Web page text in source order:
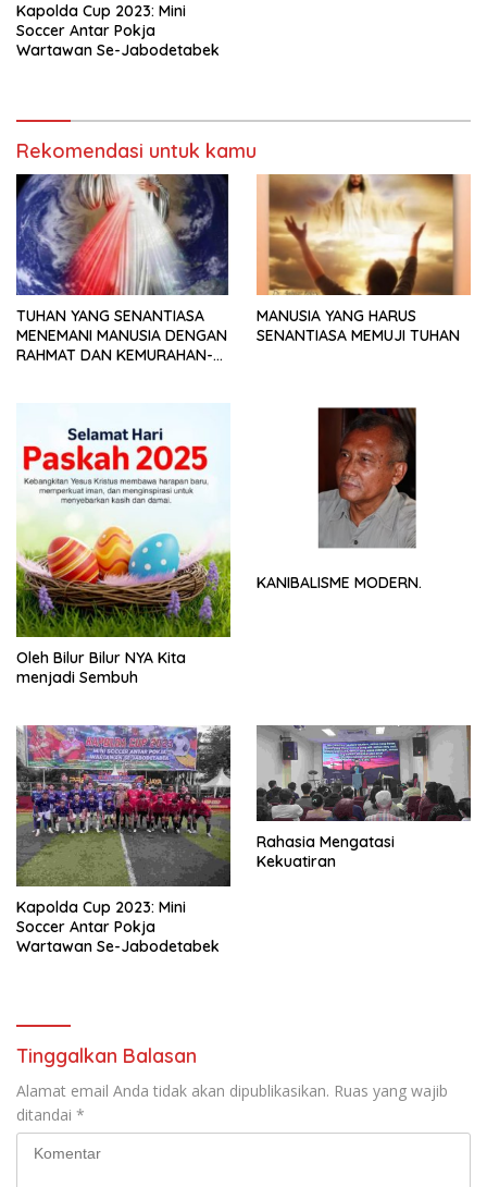
Kapolda Cup 2023: Mini
Soccer Antar Pokja
Wartawan Se-Jabodetabek
Rekomendasi untuk kamu
TUHAN YANG SENANTIASA
MENEMANI MANUSIA DENGAN
RAHMAT DAN KEMURAHAN-
MANUSIA YANG HARUS
SENANTIASA MEMUJI TUHAN
Oleh Bilur Bilur NYA Kita
menjadi Sembuh
KANIBALISME MODERN.
Kapolda Cup 2023: Mini
Soccer Antar Pokja
Wartawan Se-Jabodetabek
Rahasia Mengatasi
Kekuatiran
Tinggalkan Balasan
Alamat email Anda tidak akan dipublikasikan. Ruas yang wajib
ditandai *